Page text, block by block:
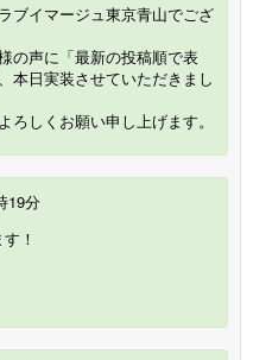
ブイマージュ東京青山でござ
の声に「最新の投稿順で表
本日実装させていただきまし
ろしくお願い申し上げます。
19分
！